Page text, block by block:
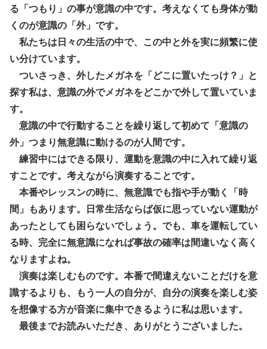
る「つもり」の事が意識の中です。考えなくても身体が動
くのが意識の「外」です。
私たちは日々の生活の中で、この中と外を実に頻繁に使
い分けています。
ついさっき、外したメガネを「どこに置いたっけ？」と
探す私は、意識の外でメガネをどこかで外して置いていま
す。
意識の中で行動することを繰り返して初めて「意識の
外」つまり無意識に動けるのが人間です。
練習中にはできる限り、運動を意識の中に入れて繰り返
すことです。考えながら演奏することです。
本番やレッスンの時に、無意識でも指や手が動く「時
間」もあります。日常生活ならば仮に思っていない運動が
あったとしても困らないでしょう。でも、車を運転してい
る時、完全に無意識になれば事故の確率は間違いなく高く
なりますよね。
演奏は楽しむものです。本番で間違えないことだけを意
識するよりも、もう一人の自分が、自分の演奏を楽しむ姿
を想像する方が音楽に集中できるように私は思います。
最後までお読みいただき、ありがとうございました。